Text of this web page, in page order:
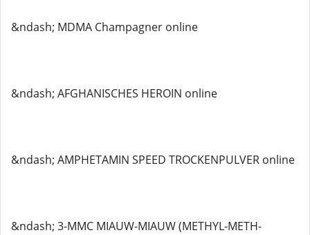
&ndash; MDMA Champagner online
&ndash; AFGHANISCHES HEROIN online
&ndash; AMPHETAMIN SPEED TROCKENPULVER online
&ndash; 3-MMC MIAUW-MIAUW (METHYL-METH-